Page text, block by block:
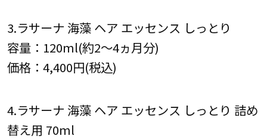
3.ラサーナ 海藻 ヘア エッセンス しっとり
容量：120ml(約2～4ヵ月分)
価格：4,400円(税込)
4.ラサーナ 海藻 ヘア エッセンス しっとり 詰め
替え用 70ml